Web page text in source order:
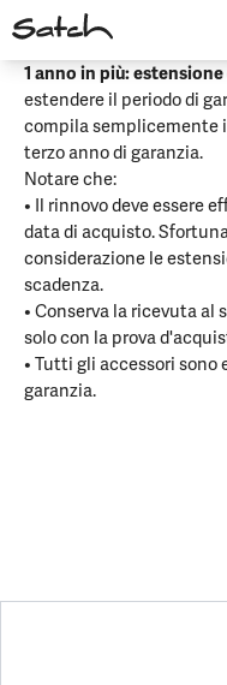
1 anno in più:
estendere il periodo di
compila semplicemente
terzo anno di garanzia.
Notare che:
• Il rinnovo deve essere
data di acquisto.
considerazione le
scadenza.
• Conserva la ricevuta al
solo con la prova
• Tutti gli accessori
garanzia.